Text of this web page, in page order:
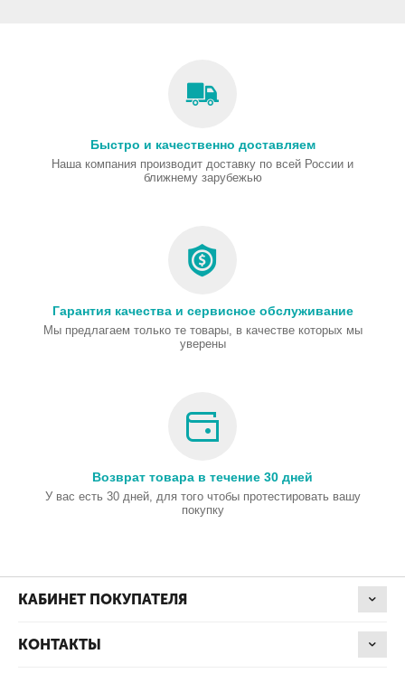
Быстро и качественно доставляем
Наша компания производит доставку по всей России и
ближнему зарубежью
Гарантия качества и сервисное обслуживание
Мы предлагаем только те товары, в качестве которых мы
уверены
Возврат товара в течение 30 дней
У вас есть 30 дней, для того чтобы протестировать вашу
покупку
КАБИНЕТ ПОКУПАТЕЛЯ
КОНТАКТЫ